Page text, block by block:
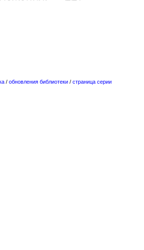
/ обновления библиотеки / страница серии